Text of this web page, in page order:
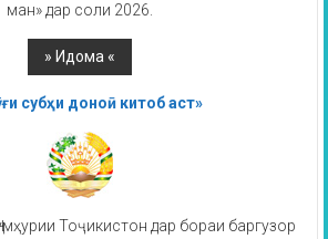
ман» дар соли 2026.
субҳи доноӣ китоб аст»
Тоҷикистон дар бораи баргузор